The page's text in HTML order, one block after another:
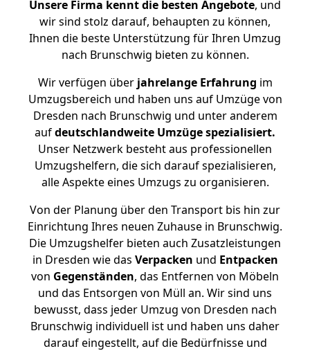
Unsere Firma kennt die besten Angebote, und
wir sind stolz darauf, behaupten zu können,
Ihnen die beste Unterstützung für Ihren Umzug
nach Brunschwig bieten zu können.
Wir verfügen überjahrelange Erfahrung im
Umzugsbereich und haben uns auf Umzüge von
Dresden nach Brunschwig und unter anderem
aufdeutschlandweite Umzüge spezialisiert.
Unser Netzwerk besteht aus professionellen
Umzugshelfern, die sich darauf spezialisieren,
alle Aspekte eines Umzugs zu organisieren.
Von der Planung über den Transport bis hin zur
Einrichtung Ihres neuen Zuhause in Brunschwig.
Die Umzugshelfer bieten auch Zusatzleistungen
in Dresden wie das Verpacken und Entpacken
von Gegenständen, das Entfernen von Möbeln
und das Entsorgen von Müll an. Wir sind uns
bewusst, dass jeder Umzug von Dresden nach
Brunschwig individuell ist und haben uns daher
darauf eingestellt, auf die Bedürfnisse und